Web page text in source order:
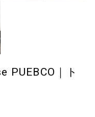
PUEBCO｜ト